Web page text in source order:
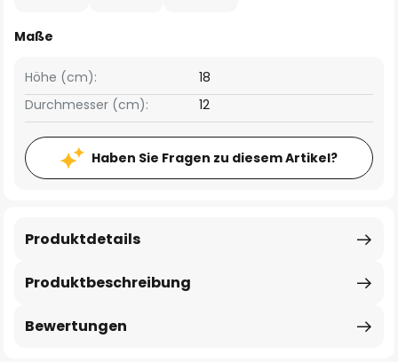
Maße
Höhe (cm):
18
Durchmesser (cm):
12
Haben Sie Fragen zu diesem Artikel?
Produktbeschreibung
Produktdetails
Bewertungen